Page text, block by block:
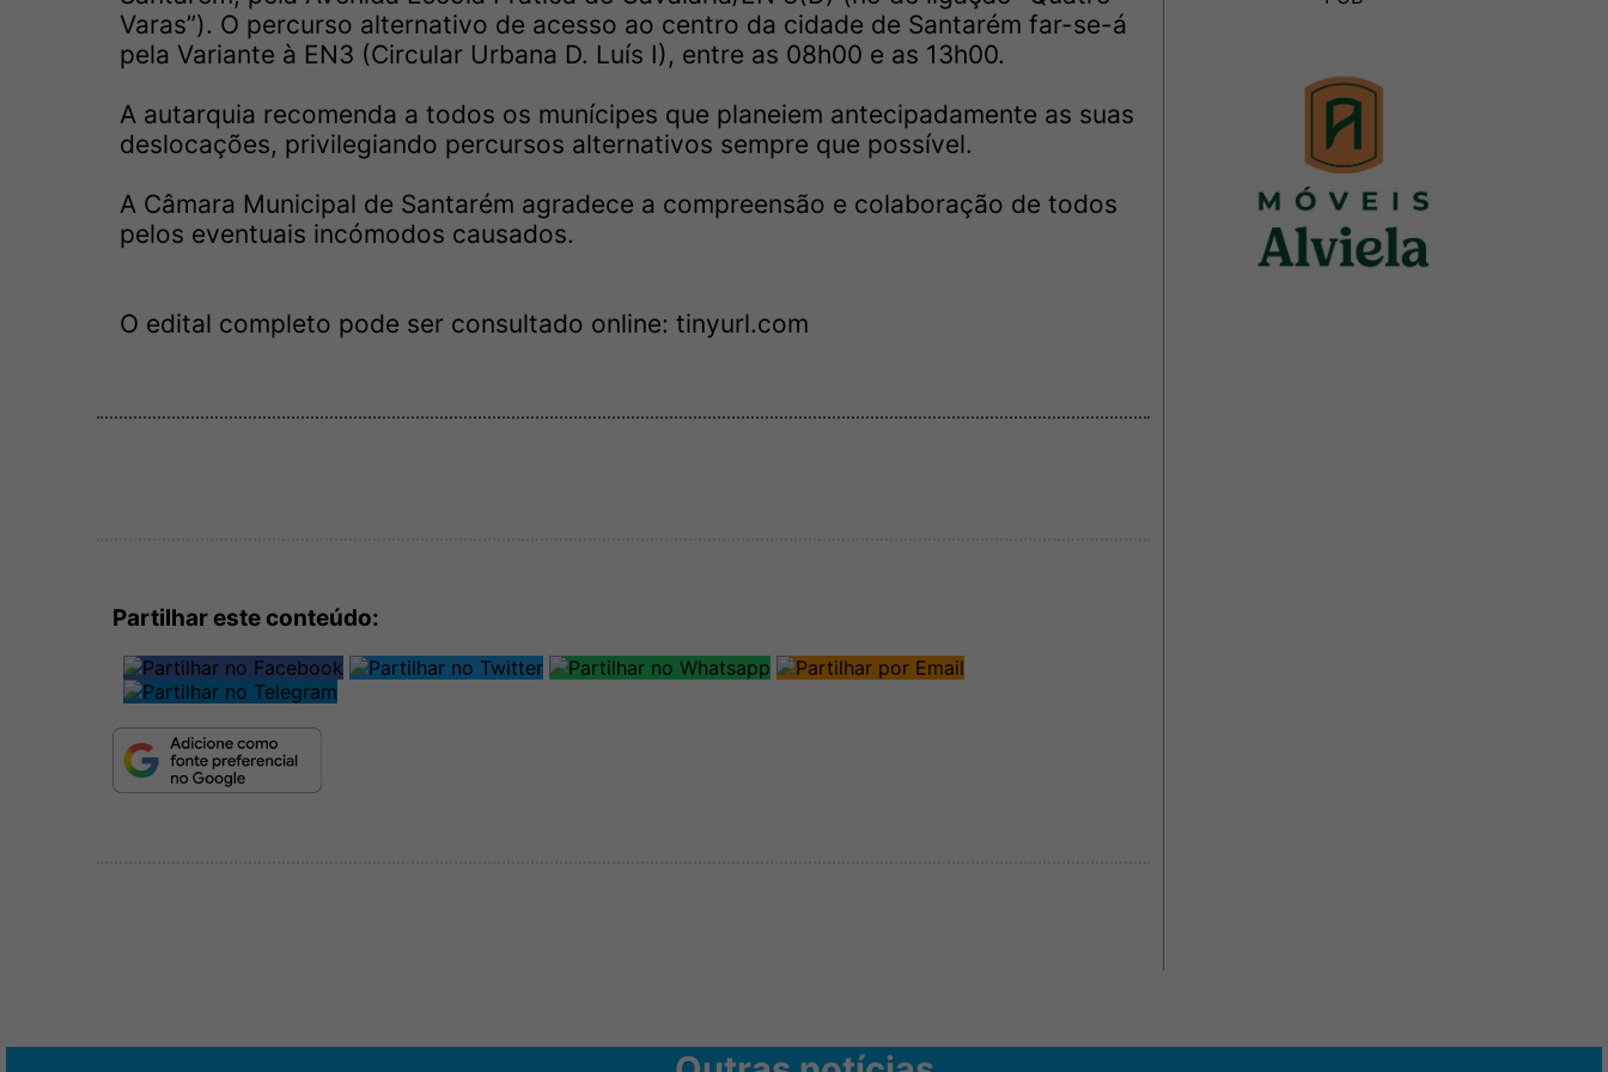
Varas”). O percurso alternativo de acesso ao centro da cidade de Santarém far-se-á
pela Variante à EN3 (Circular Urbana D. Luís I), entre as 08h00 e as 13h00.
A autarquia recomenda a todos os munícipes que planeiem antecipadamente as suas
deslocações, privilegiando percursos alternativos sempre que possível.
A Câmara Municipal de Santarém agradece a compreensão e colaboração de todos
pelos eventuais incómodos causados.
O edital completo pode ser consultado online: tinyurl.com
Partilhar este conteúdo: